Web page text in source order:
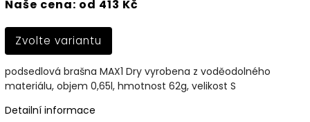
Naše cena: od 413 Kč
Zvolte variantu
podsedlová brašna MAX1 Dry vyrobena z voděodolného
materiálu, objem 0,65l, hmotnost 62g, velikost S
Detailní informace